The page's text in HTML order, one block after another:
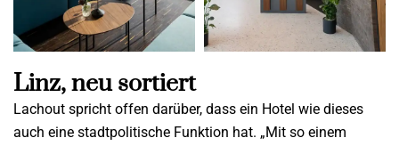
Linz, neu sortiert
Lachout spricht offen darüber, dass ein Hotel wie dieses
auch eine stadtpolitische Funktion hat. „Mit so einem